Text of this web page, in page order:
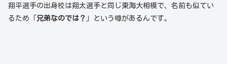
翔平選手の出身校は翔太選手と同じ東海大相模で、名前も似てい
るため「
兄弟なのでは？ 」という噂があるんです。